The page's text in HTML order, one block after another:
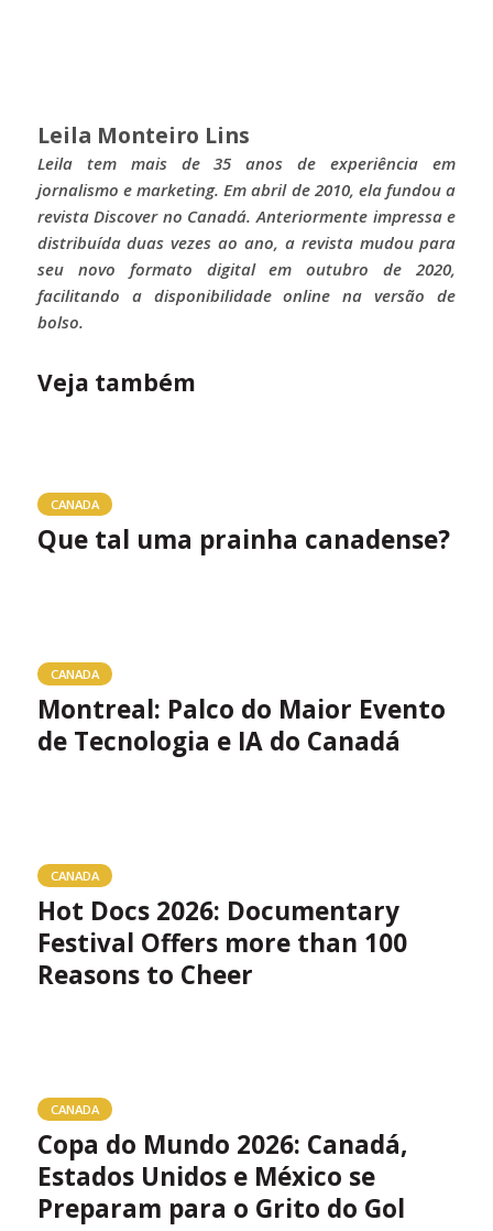
Leila Monteiro Lins
Leila tem mais de 35 anos de experiência em
jornalismo e marketing. Em abril de 2010, ela fundou a
revista Discover no Canadá. Anteriormente impressa e
distribuída duas vezes ao ano, a revista mudou para
seu novo formato digital em outubro de 2020,
facilitando a disponibilidade online na versão de
bolso.
Veja também
CANADA
Que tal uma prainha canadense?
CANADA
Montreal: Palco do Maior Evento
de Tecnologia e IA do Canadá
CANADA
Hot Docs 2026: Documentary
Festival Offers more than 100
Reasons to Cheer
CANADA
Copa do Mundo 2026: Canadá,
Estados Unidos e México se
Preparam para o Grito do Gol